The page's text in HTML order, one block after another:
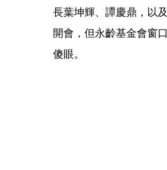
長葉坤輝、譚慶鼎，以
開會，但永齡基金會窗
傻眼。